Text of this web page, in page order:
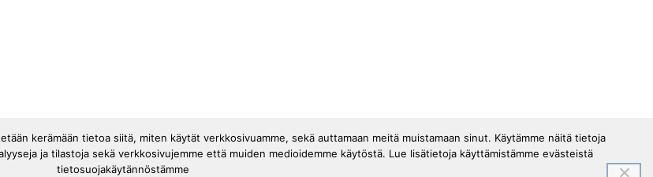
kerämään tietoa siitä, miten käytät verkkosivuamme, sekä auttamaan meitä muistamaan sinut. Käytämme näitä tietoja
ja tilastoja sekä verkkosivujemme että muiden medioidemme käytöstä. Lue lisätietoja käyttämistämme evästeistä
tietosuojakäytännöstämme